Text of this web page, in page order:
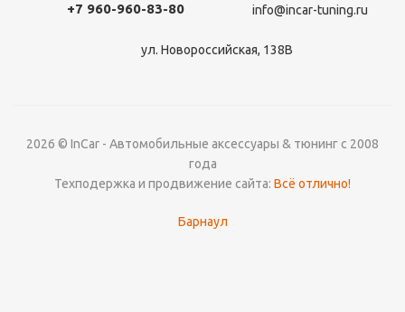
+7 960-960-83-80 info@incar-tuning.ru
ул. Новороссийская, 138В
2026 © InCar - Автомобильные аксессуары & тюнинг с 2008
года
Техподержка и продвижение сайта: Всё отлично!
Барнаул